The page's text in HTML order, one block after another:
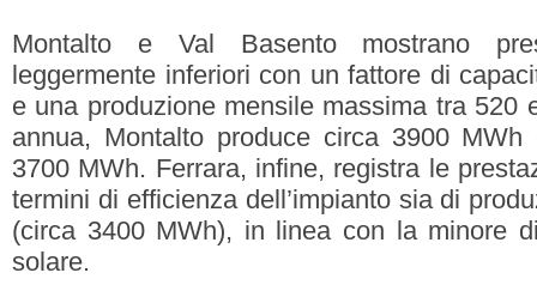
Montalto e Val Basento mostrano
leggermente inferiori con un fattore di
e una produzione mensile massima tra 520
annua, Montalto produce circa 3900
3700 MWh. Ferrara, infine, registra le
termini di efficienza dell’impianto sia di
(circa 3400 MWh), in linea con la minore
solare.